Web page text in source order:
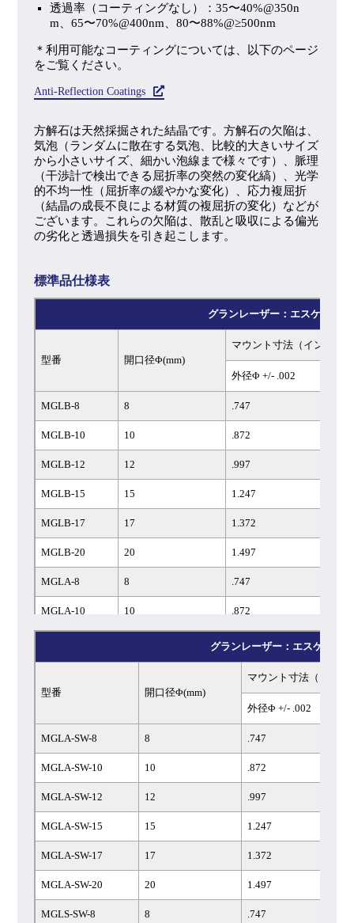
透過率（コーティングなし）：35〜40%@350n
m、65〜70%@400nm、80〜88%@≥500nm
＊利用可能なコーティングについては、以下のページ
をご覧ください。
Anti-Reflection Coatings
方解石は天然採掘された結晶です。方解石の欠陥は、
気泡（ランダムに散在する気泡、比較的大きいサイズ
から小さいサイズ、細かい泡線まで様々です）、脈理
（干渉計で検出できる屈折率の突然の変化縞）、光学
的不均一性（屈折率の緩やかな変化）、応力複屈折
（結晶の成長不良による材質の複屈折の変化）などが
ございます。これらの欠陥は、散乱と吸収による偏光
の劣化と透過損失を引き起こします。
標準品仕様表
グランレーザー：エスケープ
型番 開口径Φ(mm)
マウント寸法（インチ）
外径Φ +/- .002
MGLB-8 8 .747
MGLB-10 10 .872
MGLB-12 12 .997
MGLB-15 15 1.247
MGLB-17 17 1.372
MGLB-20 20 1.497
MGLA-8 8 .747
MGLA-10 10 .872
.997
MGLA-17
MGLA-20 20 1.497
グランレーザー：エスケープ
型番 開口径Φ(mm)
マウント寸法（インチ
外径Φ +/- .002
MGLA-SW-8 8 .747
MGLA-SW-10 10 .872
MGLA-SW-12 12 .997
MGLA-SW-15 15 1.247
MGLA-SW-17 17 1.372
MGLA-SW-20 20 1.497
MGLS-SW-8 8 .747